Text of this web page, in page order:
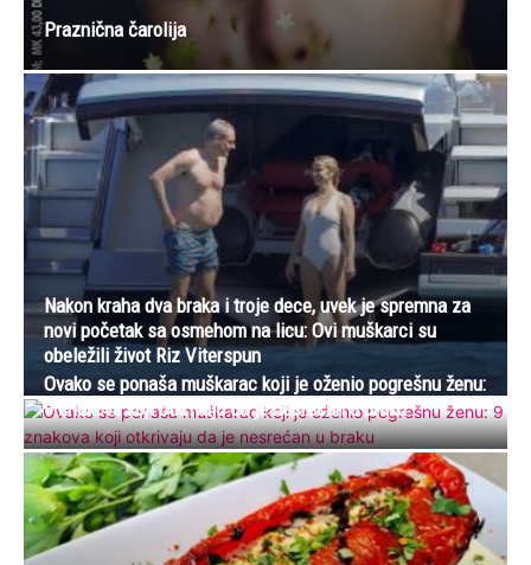
Praznična čarolija
Nakon kraha dva braka i troje dece, uvek je spremna za
novi početak sa osmehom na licu: Ovi muškarci su
obeležili život Riz Viterspun
Ovako se ponaša muškarac koji je oženio pogrešnu ženu:
9 znakova koji otkrivaju da je nesrećan u braku